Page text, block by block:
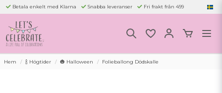
Betala enkelt med Klarna Snabba leveranser Fri frakt från 499
Hem 🍾 Högtider 🎃 Halloween Folieballong Dödskalle